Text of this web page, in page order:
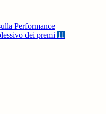
Performance
dei premi 11